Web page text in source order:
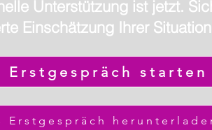
Unterstützung ist jetzt.
Einschätzung Ihrer
Erstgespräch starten